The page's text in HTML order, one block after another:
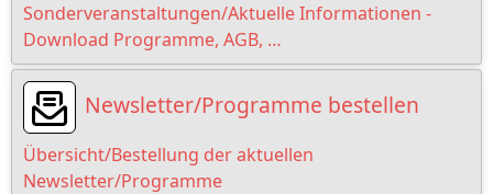
Sonderveranstaltungen/Aktuelle Informationen -
Download Programme, AGB, …
Newsletter/Programme bestellen
Übersicht/Bestellung der aktuellen
Newsletter/Programme